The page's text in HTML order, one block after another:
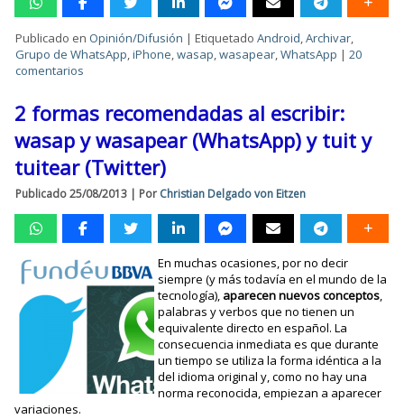
Publicado en Opinión/Difusión |Etiquetado Android,Archivar,
Grupo de WhatsApp,iPhone,wasap,wasapear,WhatsApp |20
comentarios
2 formas recomendadas al escribir:
wasap y wasapear (WhatsApp) y tuit y
tuitear (Twitter)
Publicado 25/08/2013 | Por Christian Delgado von Eitzen
En muchas ocasiones, por no decir
siempre (y más todavía en el mundo de la
tecnología), aparecen nuevos conceptos,
palabras y verbos que no tienen un
equivalente directo en español. La
consecuencia inmediata es que durante
un tiempo se utiliza la forma idéntica a la
del idioma original y, como no hay una
norma reconocida, empiezan a aparecer
variaciones.